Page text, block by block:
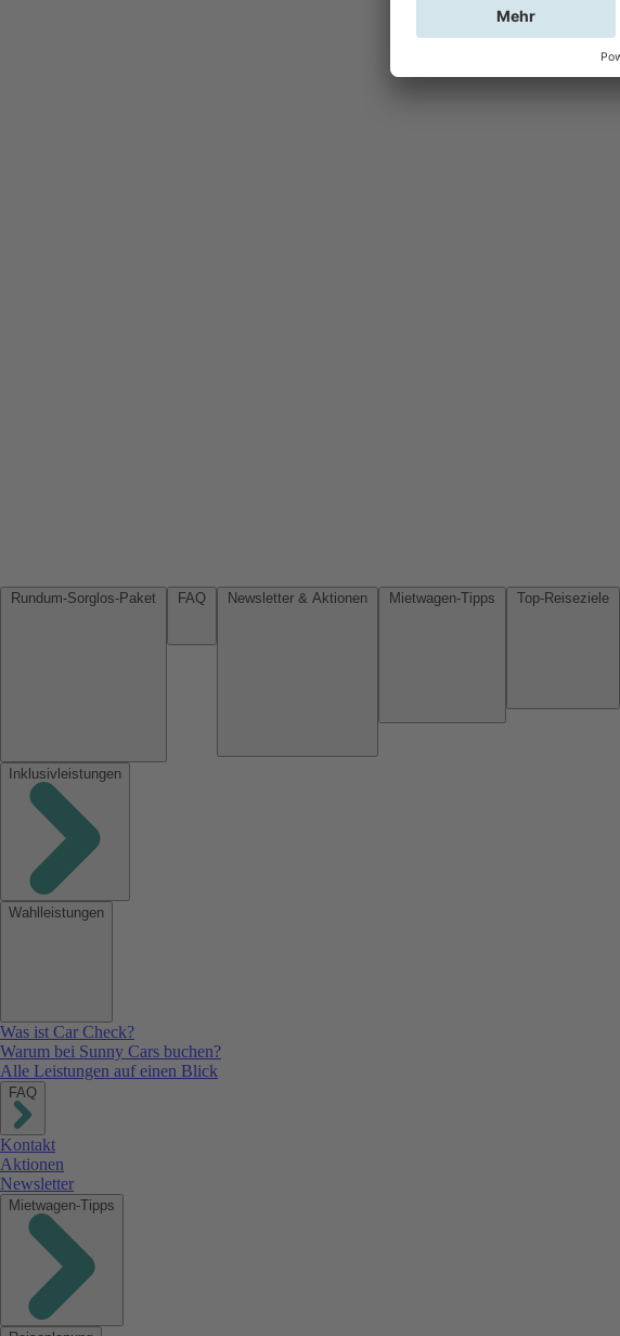
Inklusivleistungen
Wahlleistungen
Was ist Car Check?
Warum bei Sunny Cars buchen?
Alle Leistungen auf einen Blick
FAQ
Kontakt
Aktionen
Newsletter
Mietwagen-Tipps